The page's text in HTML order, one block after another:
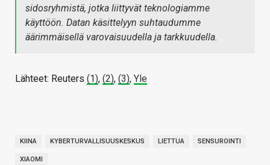
sidosryhmistä, jotka liittyvät teknologiamme
käyttöön. Datan käsittelyyn suhtaudumme
äärimmäisellä varovaisuudella ja tarkkuudella.
Lähteet: Reuters (1), (2), (3), Yle
KIINA KYBERTURVALLISUUSKESKUS LIETTUA SENSUROINTI
XIAOMI